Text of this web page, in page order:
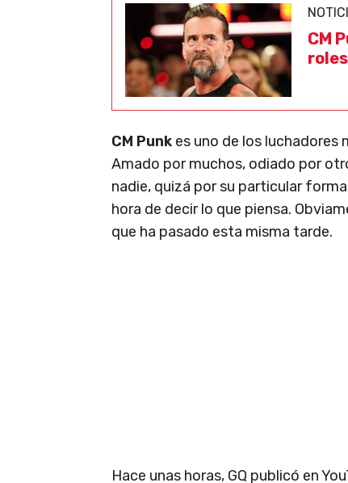
CM
CM Punk es uno de los luchadores
Amado por muchos, odiado por
nadie, quizá por su particular
hora de decir lo que piensa.
que ha pasado esta misma tarde.
Hace unas horas, GQ publicó en